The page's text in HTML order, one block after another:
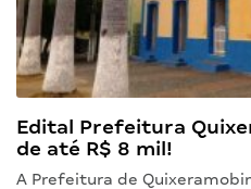
Edital Prefeitura
de até R$ 8 mil!
A Prefeitura de